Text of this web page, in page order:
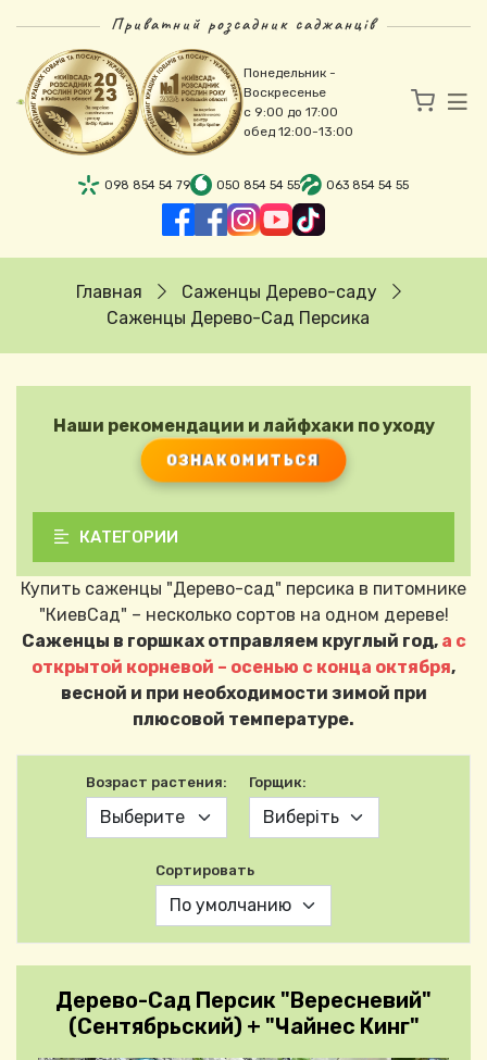
Приватний розсадник саджанців
Понедельник -
Воскресенье
с 9:00 до 17:00
обед 12:00-13:00
098 854 54 79 050 854 54 55 063 854 54 55
Строка навигации
Главная
Саженцы Дерево-саду
Саженцы Дерево-Сад Персика
Наши рекомендации и лайфхаки по уходу
ОЗНАКОМИТЬСЯ
КАТЕГОРИИ
Купить саженцы "Дерево-сад" персика в питомнике
"КиевСад" – несколько сортов на одном дереве!
Саженцы в горшках отправляем круглый год,а с
открытой корневой – осенью с конца октября,
весной и при необходимости зимой при
плюсовой температуре.
Возраст растения: Горщик:
Сортировать
Дерево-Сад Персик "Вересневий"
(Сентябрьский) + "Чайнес Кинг"